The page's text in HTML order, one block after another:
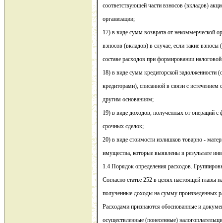
соответствующей части взносов (вкладов)
организации;
17) в виде сумм возврата от некоммерческой
взносов (вкладов) в случае, если такие
составе расходов при формировании
18) в виде сумм кредиторской задолженности
кредиторами), списанной в связи с истечением
другим основаниям;
19) в виде доходов, полученных от операций
срочных сделок;
20) в виде стоимости излишков товарно -
имущества, которые выявлены в результате
1.4 Порядок определения расходов.
Согласно статье 252 в целях настоящей главы
полученные доходы на сумму произведенных
Расходами признаются обоснованные и
осуществленные (понесенные)